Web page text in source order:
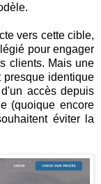
vers cette cible,
pour engager
clients. Mais une
presque identique
accès depuis
(quoique encore
éviter la